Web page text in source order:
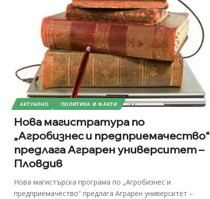
АКТУАЛНО ПОЛИТИКА И ФАКТИ
Нова магистратура по
„Агробизнес и предприемачество“
предлага Аграрен университет –
Пловдив
Нова магистърска програма по „Агробизнес и
предприемачество“ предлага Аграрен университет –